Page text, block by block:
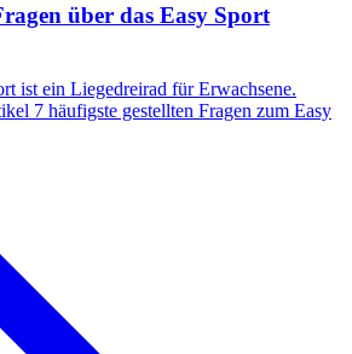
über das Easy Sport
ist ein Liegedreirad für Erwachsene.
7 häufigste gestellten Fragen zum Easy